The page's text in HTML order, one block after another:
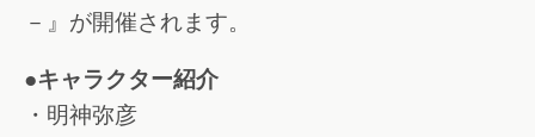
－』が開催されます。
●キャラクター紹介
・明神弥彦